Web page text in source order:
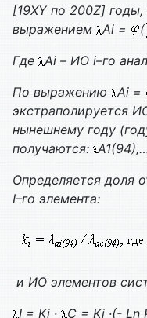
[19XY по 200Z]
выражением
Аi = (
Где Аi – ИО i–го
По выражению
Аi =
экстраполируется
нынешнему году
получаются: А1(94)
Определяется доля
I–го элемента:
и ИО элементов
I = Ki · С = Ki ·(- Ln